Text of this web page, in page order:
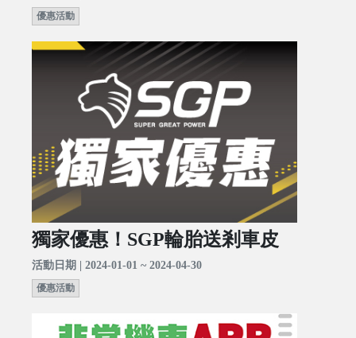
優惠活動
獨家優惠！SGP輪胎送剎車皮
活動日期 | 2024-01-01 ~ 2024-04-30
優惠活動